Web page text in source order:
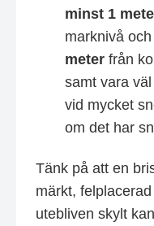
minst 1
marknivå och
meter från
samt vara
vid mycket
om det har
Tänk på att en
märkt,
utebliven skylt kan